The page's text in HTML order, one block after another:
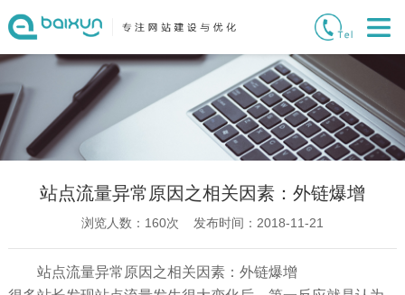
站点流量异常原因之相关因素：外链爆增
浏览人数： 160次 发布时间：2018-11-21
站点流量异常原因之相关因素：外链爆增